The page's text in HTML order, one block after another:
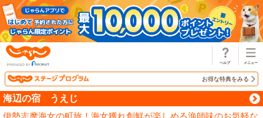
お得な特典をみる
海辺の宿 うえじ
伊勢志摩海女の町旅！海女獲れ創鮮が楽しめる漁師味のお気軽な